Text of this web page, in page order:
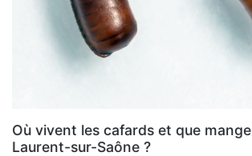
Où vivent les cafards et que
Laurent-sur-Saône ?